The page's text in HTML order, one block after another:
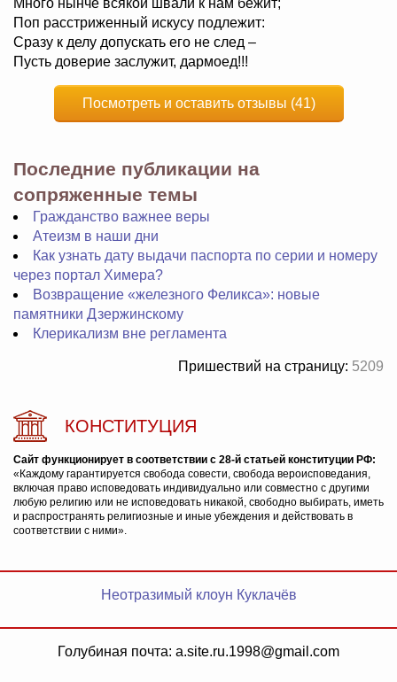
Много нынче всякой швали к нам бежит;
Поп расстриженный искусу подлежит:
Сразу к делу допускать его не след –
Пусть доверие заслужит, дармоед!!!
Посмотреть и оставить отзывы (41)
Последние публикации на
сопряженные темы
Гражданство важнее веры
Атеизм в наши дни
Как узнать дату выдачи паспорта по серии и номеру
через портал Химера?
Возвращение «железного Феликса»: новые
памятники Дзержинскому
Клерикализм вне регламента
Пришествий на страницу: 5209
КОНСТИТУЦИЯ
Сайт функционирует в соответствии с 28-й статьей конституции РФ:
«Каждому гарантируется свобода совести, свобода вероисповедания,
включая право исповедовать индивидуально или совместно с другими
любую религию или не исповедовать никакой, свободно выбирать, иметь
и распространять религиозные и иные убеждения и действовать в
соответствии с ними».
Неотразимый клоун Куклачёв
Голубиная почта: a.site.ru.1998@gmail.com